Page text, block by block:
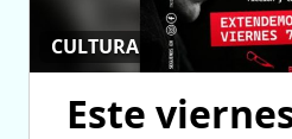
CULTURA
Este